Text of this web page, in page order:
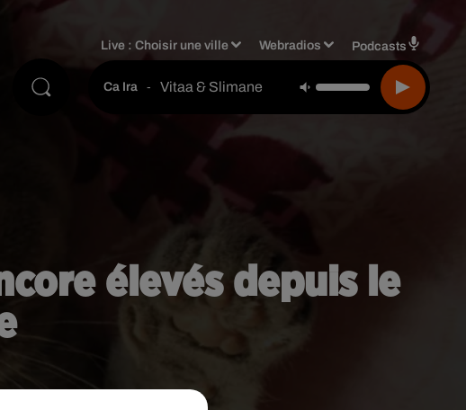
Live :Choisir une ville Webradios Podcasts
Ca Ira - Vitaa & Slimane
élevés depuis le